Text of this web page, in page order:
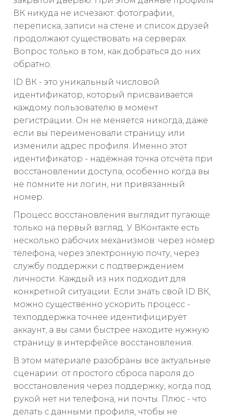
ВК никуда не исчезают: фотографии,
переписка, записи на стене и список друзей
продолжают существовать на серверах.
Вопрос только в том, как добраться до них
обратно.
ID ВК - это уникальный числовой
идентификатор, который присваивается
каждому пользователю в момент
регистрации. Он не меняется никогда, даже
если вы переименовали страницу или
изменили адрес профиля. Именно этот
идентификатор - надёжная точка отсчёта при
восстановлении доступа, особенно когда вы
не помните ни логин, ни привязанный
номер.
Процесс восстановления выглядит пугающе
только на первый взгляд. У ВКонтакте есть
несколько рабочих механизмов: через номер
телефона, через электронную почту, через
службу поддержки с подтверждением
личности. Каждый из них подходит для
конкретной ситуации. Если знать свой ID ВК,
можно существенно ускорить процесс -
техподдержка точнее идентифицирует
аккаунт, а вы сами быстрее находите нужную
страницу в интерфейсе восстановления.
В этом материале разобраны все актуальные
сценарии: от простого сброса пароля до
восстановления через поддержку, когда под
рукой нет ни телефона, ни почты. Плюс - что
делать с данными профиля, чтобы не